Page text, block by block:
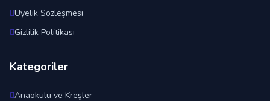
Üyelik Sözleşmesi
Gizlilik Politikası
Kategoriler
Anaokulu ve Kreşler